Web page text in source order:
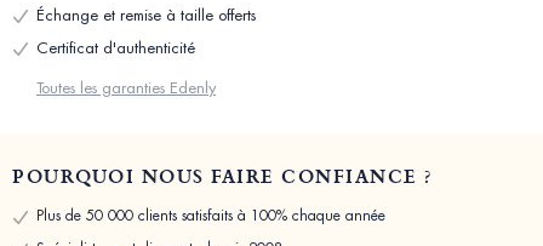
Échange et remise à taille offerts
Certificat d'authenticité
Toutes les garanties Edenly
POURQUOI NOUS FAIRE CONFIANCE ?
Plus de 50 000 clients satisfaits à 100% chaque année